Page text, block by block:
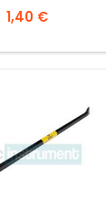
Prezzo
1,40 €